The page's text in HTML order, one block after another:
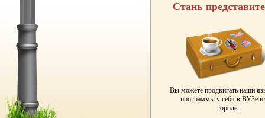
Стань
Вы можете продвигать наши
программы у себя в ВУЗе
городе.